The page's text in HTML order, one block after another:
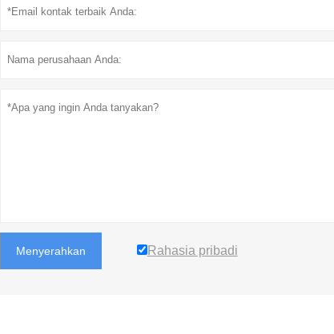
Menyerahkan Rahasia pribadi